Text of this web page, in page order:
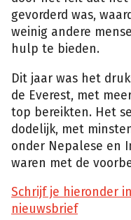
gevorderd was,
weinig andere
hulp te bieden.
Dit jaar was het
de Everest, met
top bereikten. Het
dodelijk, met
onder Nepalese en
waren met de
Schrijf je hieronder
nieuwsbrief